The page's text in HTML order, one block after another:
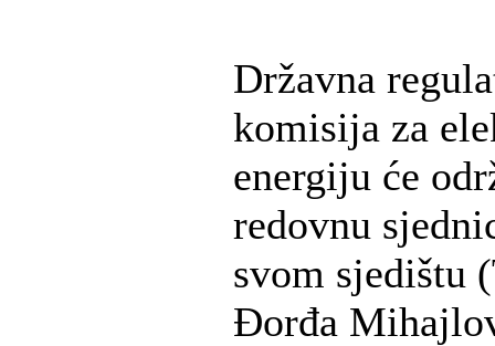
Državna
komisija za
energiju će
redovnu
svom sjedištu
Đorđa